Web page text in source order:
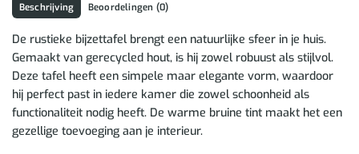
Beschrijving Beoordelingen (0)
De rustieke bijzettafel brengt een natuurlijke sfeer in je huis.
Gemaakt van gerecycled hout, is hij zowel robuust als stijlvol.
Deze tafel heeft een simpele maar elegante vorm, waardoor
hij perfect past in iedere kamer die zowel schoonheid als
functionaliteit nodig heeft. De warme bruine tint maakt het een
gezellige toevoeging aan je interieur.